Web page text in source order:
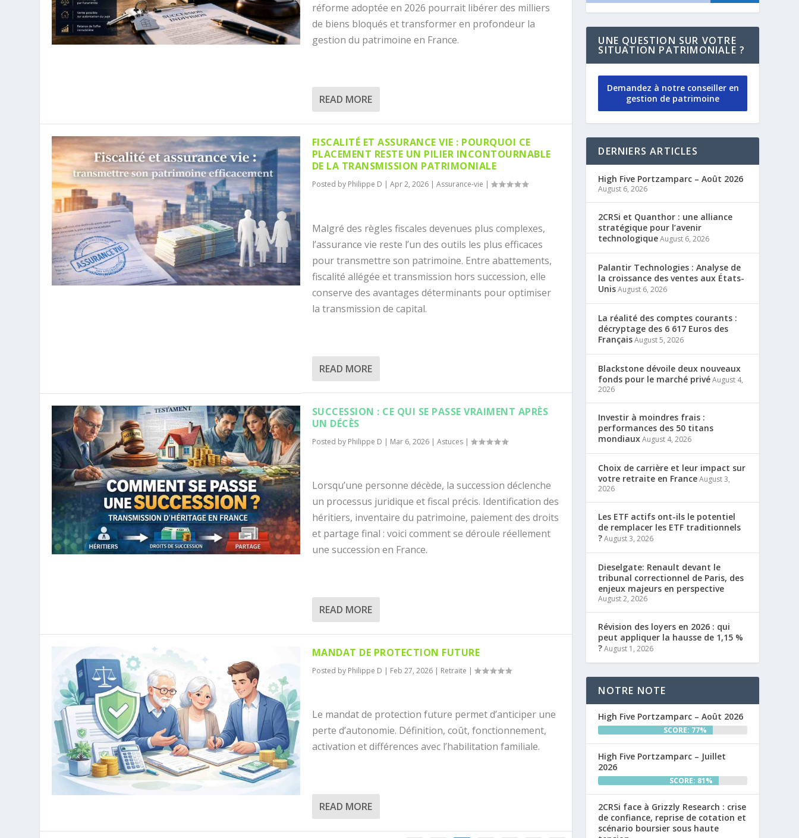
réforme adoptée en 2026 pourrait libérer des milliers
de biens bloqués et transformer en profondeur la
gestion du patrimoine en France.
READ MORE
FISCALITÉ ET ASSURANCE VIE : POURQUOI CE
PLACEMENT RESTE UN PILIER INCONTOURNABLE
DE LA TRANSMISSION PATRIMONIALE
Posted by Philippe D | Apr 2, 2026| Assurance-vie |
Malgré des règles fiscales devenues plus complexes,
l’assurance vie reste l’un des outils les plus efficaces
pour transmettre son patrimoine. Entre abattements,
fiscalité allégée et transmission hors succession, elle
conserve des avantages déterminants pour optimiser
la transmission de capital.
READ MORE
SUCCESSION : CE QUI SE PASSE VRAIMENT APRÈS
UN DÉCÈS
Posted by Philippe D | Mar 6, 2026| Astuces|
Lorsqu’une personne décède, la succession déclenche
un processus juridique et fiscal précis. Identification des
héritiers, inventaire du patrimoine, paiement des droits
et partage final : voici comment se déroule réellement
une succession en France.
READ MORE
MANDAT DE PROTECTION FUTURE
Posted by Philippe D | Feb 27, 2026| Retraite |
Le mandat de protection future permet d’anticiper une
perte d’autonomie. Définition, coût, fonctionnement,
activation et différences avec l’habilitation familiale.
READ MORE
UNE QUESTION SUR VOTRE
SITUATION PATRIMONIALE ?
Demandez à notre conseiller en
gestion de patrimoine
DERNIERS ARTICLES
High Five Portzamparc – Août 2026
August 6, 2026
2CRSi et Quanthor : une alliance
stratégique pour l’avenir
technologiqueAugust 6, 2026
Palantir Technologies : Analyse de
la croissance des ventes aux États-
UnisAugust 6, 2026
La réalité des comptes courants :
décryptage des 6 617 Euros des
FrançaisAugust 5, 2026
Blackstone dévoile deux nouveaux
fonds pour le marché privéAugust 4,
2026
Investir à moindres frais :
performances des 50 titans
mondiauxAugust 4, 2026
Choix de carrière et leur impact sur
votre retraite en FranceAugust 3,
2026
Les ETF actifs ont-ils le potentiel
de remplacer les ETF traditionnels
?August 3, 2026
Dieselgate: Renault devant le
tribunal correctionnel de Paris, des
enjeux majeurs en perspective
August 2, 2026
Révision des loyers en 2026 : qui
peut appliquer la hausse de 1,15 %
?August 1, 2026
NOTRE NOTE
High Five Portzamparc – Août 2026
SCORE: 77%
High Five Portzamparc – Juillet
2026
SCORE: 81%
2CRSi face à Grizzly Research : crise
de confiance, reprise de cotation et
scénario boursier sous haute